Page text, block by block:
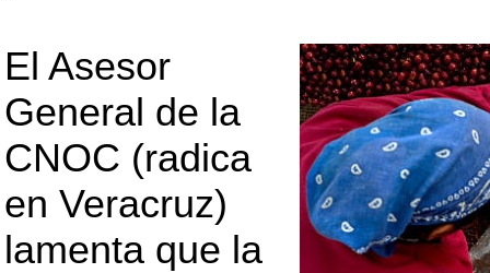
El Asesor
General de la
CNOC (radica
en Veracruz)
lamenta que la